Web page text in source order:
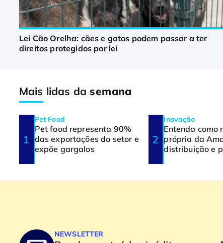
Lei Cão Orelha: cães e gatos podem passar a ter
direitos protegidos por lei
Mais lidas dasemana
Pet Food
Pet food representa 90%
das exportações do setor e
expõe gargalos
Inovação
Entenda como
própria da
distribuição e
NEWSLETTER